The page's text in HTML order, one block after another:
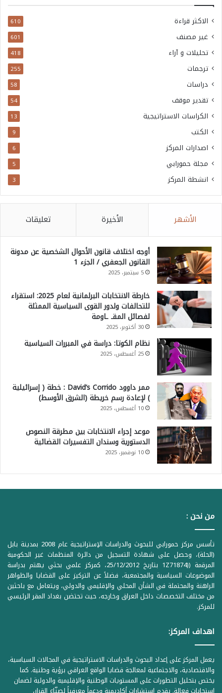
الاكثر قراءة 610
غير مصنف 601
تحليلات و آراء 418
ترجمات 255
دراسات 58
تقدير موقف 54
الكراسات الاستراتيجية 13
الكتب 9
اصدارات المركز 6
مجلة حمورابي 5
انشطة المركز 3
الأشهر الأخيرة تعليقات
أوجه اختلاف قانون الأحوال الشخصية عن مدونة
القانون الجعفري / الجزء 1
5 سبتمبر، 2025
خارطة الانتخابات البرلمانية لعام 2025: استقراء
للتحالفات ولدور القوى السياسية الممثلة
لفصائل المقـ ـاومة
30 أكتوبر، 2025
نظام الكوتا: دراسة في المبررات السياسية
25 أغسطس، 2025
ممر داوود David’s Corrido : خطة ( إسرائيلية
) لإعادة رسم خريطة (الشرق الأوسط)
10 أغسطس، 2025
موعد إجراء الانتخابات بين مطرقة النصوص
الدستورية وسندان التفسيرات القضائية
10 نوفمبر، 2025
من نحن :
تأسس مركز حمورابي للبحوث والدراسات الإستراتيجية عام 2008 بمدينة بابل
(الحلة)، وحصل على شهادة التسجيل من دائرة المنظمات غير الحكومية
المرقمة ((1Z71874 بتاريخ 25/12/2012، كمركز علمي بحثي يهتم بدراسة
الموضوعات السياسية والمجتمعية، فضلاً عن التركيز على القضايا والظواهر
الراهنة والمحتملة في الشأن المحلي والإقليمي والدولي، ويتعامل مع باحثين
من مختلف التخصصات داخل العراق وخارجه، حيث تحتضن بغداد المقر الرئيسي
للمركز.
اهداف المركز:
يعمل المركز على إعداد البحوث والدراسات الاستراتيجية في المجالات السياسية،
والاقتصادية، والاجتماعية لمعالجة قضايا الواقع العراقي برؤية وطنية. كما
يختص بتحليل التطورات على المستويات الوطنية والإقليمية والدولية لضمان